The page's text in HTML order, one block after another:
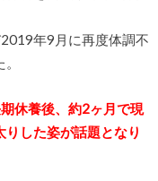
年9月に再度体調不
休養後、約2ヶ月で現
した姿が話題となり